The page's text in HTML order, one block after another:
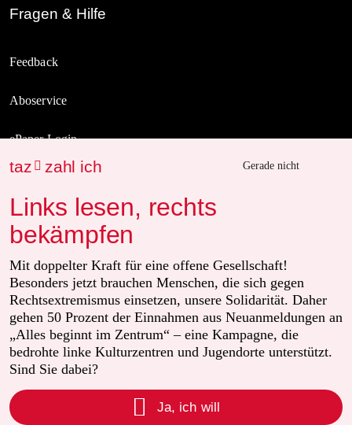
Fragen & Hilfe
Feedback
Aboservice
ePaper Login
© 2026 taz Verlags und Vertriebs GmbH
Alle Rechte vorbehalten. Bei rechtlichen Fragen oder für Genehmigungen
wenden Sie sich bitte an
lizenzen@taz.de
Feedback Redaktionsstatut Kommune-Richtlinien KI-Leitlinie
Informant Datenschutz AGB
Einwilligungen widerrufen (Ads)
taz  zahl ich Gerade nicht
Links lesen, rechts
bekämpfen
Mit doppelter Kraft für eine offene Gesellschaft!
Besonders jetzt brauchen Menschen, die sich gegen
Rechtsextremismus einsetzen, unsere Solidarität. Daher
gehen 50 Prozent der Einnahmen aus Neuanmeldungen an
„Alles beginnt im Zentrum“ – eine Kampagne, die
bedrohte linke Kulturzentren und Jugendorte unterstützt.
Sind Sie dabei?
 Ja, ich will